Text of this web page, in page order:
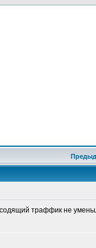
траффик не